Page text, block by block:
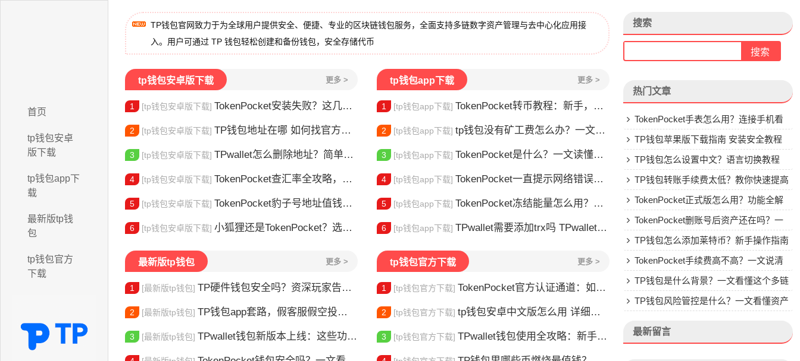
首页
tp钱包安卓
版下载
tp钱包app下
载
最新版tp钱
包
tp钱包官方
下载
TP钱包官网致力于为全球用户提供安全、便捷、专业的区块链钱包服务，全面支持多链数字资产管理与去中心化应用接
入。用户可通过 TP 钱包轻松创建和备份钱包，安全存储代币
tp钱包安卓版下载 更多 >
1 [tp钱包安卓版下载] TokenPocket安装失败？这几点最常见
2 [tp钱包安卓版下载] TP钱包地址在哪 如何找官方下载入口
3 [tp钱包安卓版下载] TPwallet怎么删除地址？简单几步教你移除多余钱包
4 [tp钱包安卓版下载] TokenPocket查汇率全攻略，新手一看就会
5 [tp钱包安卓版下载] TokenPocket豹子号地址值钱吗？新手看完这篇就懂了
6 [tp钱包安卓版下载] 小狐狸还是TokenPocket？选对钱包很重要
tp钱包app下载 更多 >
1 [tp钱包app下载] TokenPocket转币教程：新手，手续费全解析
2 [tp钱包app下载] tp钱包没有矿工费怎么办？一文教你解决转账问题
3 [tp钱包app下载] TokenPocket是什么？一文读懂这款热门多链钱包
4 [tp钱包app下载] TokenPocket一直提示网络错误怎么办？这几个方法帮你快速解决
5 [tp钱包app下载] TokenPocket冻结能量怎么用？TRX冻结获取能量详解
6 [tp钱包app下载] TPwallet需要添加trx吗 TPwallet要不要充TRX？一文说清
最新版tp钱包 更多 >
1 [最新版tp钱包] TP硬件钱包安全吗？资深玩家告诉你真相
2 [最新版tp钱包] TP钱包app套路，假客服假空投全曝光
3 [最新版tp钱包] TPwallet钱包新版本上线：这些功能升级值得体验
tp钱包官方下载 更多 >
1 [tp钱包官方下载] TokenPocket官方认证通道：如何找到真正的官方渠道
2 [tp钱包官方下载] tp钱包安卓中文版怎么用 详细安装教程
3 [tp钱包官方下载] TPwallet钱包使用全攻略：新手也能快速上手掌握
搜索
热门文章
TokenPocket手表怎么用？连接手机看
行情教程
TP钱包苹果版下载指南 安装安全教程
TP钱包怎么设置中文？语言切换教程
TP钱包转账手续费太低？教你快速提高
Gas费
TokenPocket正式版怎么用？功能全解
析与安全使用指南
TokenPocket删账号后资产还在吗？一
文讲清楚
TP钱包怎么添加莱特币？新手操作指南
TokenPocket手续费高不高？一文说清
楚TP钱包是什么背景？一文看懂这个多链
钱包的来头
TP钱包风险管控是什么？一文看懂资产
最新留言